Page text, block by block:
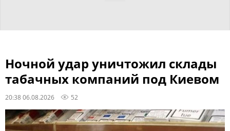
Ночной удар уничтожил склады
табачных компаний под Киевом
20:38 06.08.2026 52